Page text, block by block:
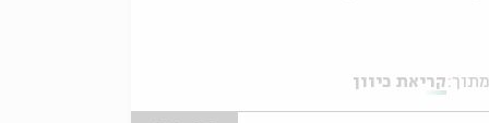
מתוך: קריאת כיוון